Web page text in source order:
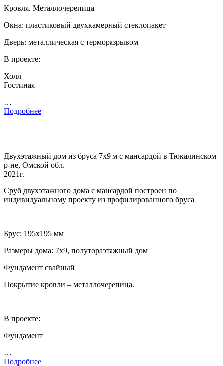
Кровля. Металлочерепица
Окна: пластиковый двухкамерный стеклопакет
Дверь: металлическая с терморазрывом
В проекте:
Холл
Гостиная
…
Подробнее
Двухэтажный дом из бруса 7х9 м с мансардой в Тюкалинском
р-не, Омской обл.
2021г.
Сруб двухэтажного дома с мансардой построен по
индивидуальному проекту из профилированного бруса
Брус: 195х195 мм
Размеры дома: 7х9, полутораэтажный дом
Фундамент свайный
Покрытие кровли – металлочерепица.
В проекте:
Фундамент
…
Подробнее